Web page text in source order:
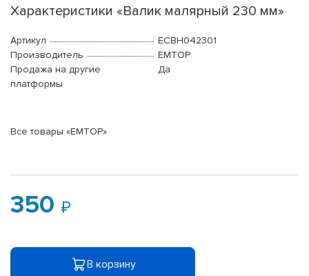
Характеристики «Валик малярный 230 мм»
Артикул
ECBH042301
Производитель
EMTOP
Продажа на другие
платформы
Да
Все товары «EMTOP»
350
В корзину